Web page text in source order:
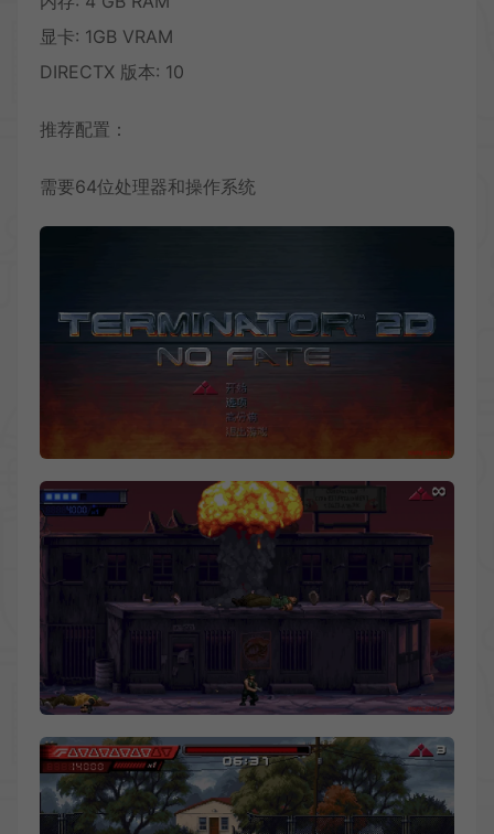
显卡: 1GB VRAM
DIRECTX 版本: 10
推荐配置：
需要64位处理器和操作系统